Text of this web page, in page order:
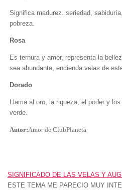
Significa madurez. seriedad,
pobreza.
Rosa
Es ternura y amor, representa la
sea abundante, encienda velas de
Dorado
Llama al oro, la riqueza, el poder y
verde.
Autor:Amor de ClubPlaneta
SIGNIFICADO DE LAS VELAS Y
ESTE TEMA ME PARECIO MUY